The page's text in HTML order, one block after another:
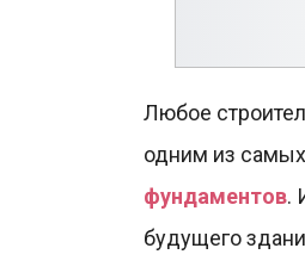
Любое
одним из
фундаментов.
будущего